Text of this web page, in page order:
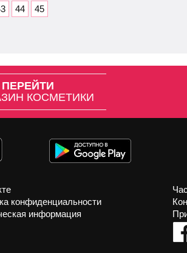
44 45
ПЕРЕЙТИ
КОСМЕТИКИ
конфиденциальности
информация